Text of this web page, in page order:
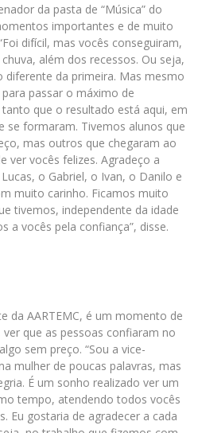
da pasta de “Música” do
importantes e de muito
difícil, mas vocês conseguiram,
além dos recessos. Ou seja,
diferente da primeira. Mas mesmo
passar o máximo de
que o resultado está aqui, em
se formaram. Tivemos alunos que
mas outros que chegaram ao
ver vocês felizes. Agradeço a
o Gabriel, o Ivan, o Danilo e
muito carinho. Ficamos muito
tivemos, independente da idade
a vocês pela confiança”, disse.
da AARTEMC, é um momento de
que as pessoas confiaram no
sem preço. “Sou a vice-
mulher de poucas palavras, mas
É um sonho realizado ver um
tempo, atendendo todos vocês
Eu gostaria de agradecer a cada